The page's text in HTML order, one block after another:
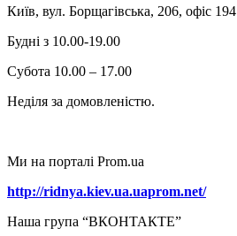
Київ, вул. Борщагівська, 206, офіс 194
Будні з 10.00-19.00
Субота 10.00 – 17.00
Неділя за домовленістю.
Ми на порталі Prom.ua
http://ridnya.kiev.ua.uaprom.net/
Наша група “ВКОНТАКТЕ”